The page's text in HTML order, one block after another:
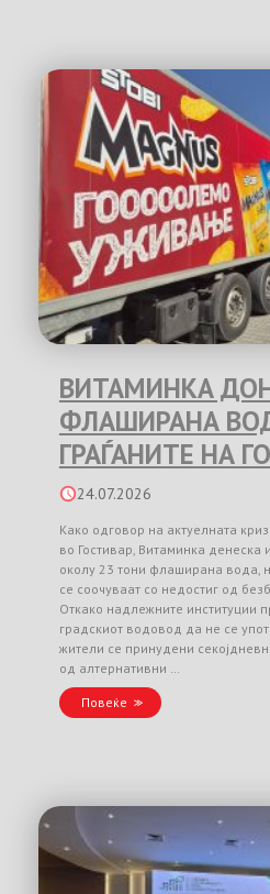
ВИТАМИНКА
ФЛАШИРАНА
ГРАЃАНИТЕ НА
24.07.2026
Како одговор на актуелната
во Гостивар, Витаминка денеска
околу 23 тони флаширана вода,
се соочуваат со недостиг од
Откако надлежните институции
градскиот водовод да не се
жители се принудени
од алтернативни …
Повеќе